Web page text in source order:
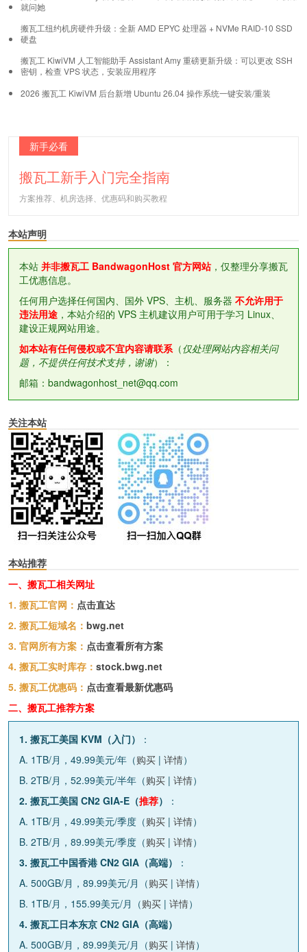
就问她
搬瓦工纽约机房硬件升级：全新 AMD EPYC 处理器 + NVMe RAID-10 SSD
硬盘
搬瓦工 KiwiVM 人工智能助手 Assistant Amy 重磅更新升级：可以更改 SSH
密钥，检查 VPS 状态，安装应用程序
2026 搬瓦工 KiwiVM 后台新增 Ubuntu 26.04 操作系统一键安装/重装
新手必看
搬瓦工新手入门完全指南
方案推荐、机房选择、优惠码和购买教程
本站声明
本站 并非搬瓦工 BandwagonHost 官方网站，仅整理分享搬瓦
工优惠信息。
任何用户选择任何国内、国外 VPS、主机、服务器 不允许用于
违法用途 ，本站介绍的 VPS 主机建议用户可用于学习 Linux、
建设正规网站用途。
如本站有任何侵权或不宜内容请联系 （仅处理网站内容相关问
题，不提供任何技术支持，谢谢）：
邮箱：bandwagonhost_net@qq.com
关注本站
本站推荐
一、搬瓦工相关网址
1. 搬瓦工官网： 点击直达
2. 搬瓦工短域名： bwg.net
3. 官网所有方案： 点击查看所有方案
4. 搬瓦工实时库存： stock.bwg.net
5. 搬瓦工优惠码： 点击查看最新优惠码
二、搬瓦工推荐方案
1. 搬瓦工美国 KVM（入门）
：
A. 1TB/月，49.99美元/年（购买 | 详情）
B. 2TB/月，52.99美元/半年（购买 | 详情）
2. 搬瓦工美国 CN2 GIA-E（推荐）
：
A. 1TB/月，49.99美元/季度（购买 | 详情）
B. 2TB/月，89.99美元/季度（购买 | 详情）
3. 搬瓦工中国香港 CN2 GIA（高端）
：
A. 500GB/月，89.99美元/月（购买 | 详情）
B. 1TB/月，155.99美元/月（购买 | 详情）
4. 搬瓦工日本东京 CN2 GIA（高端）
A. 500GB/月，89.99美元/月（购买 | 详情）